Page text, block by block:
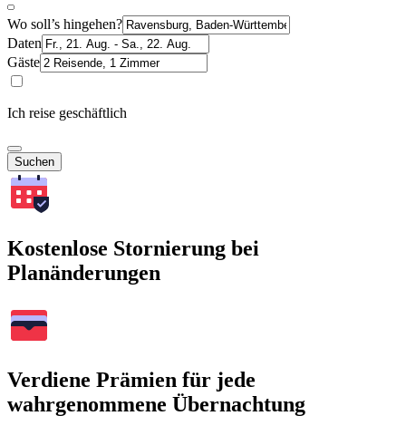
Wo soll’s hingehen?
Daten
Gäste
Ich reise geschäftlich
Suchen
Kostenlose Stornierung bei
Planänderungen
Verdiene Prämien für jede
wahrgenommene Übernachtung